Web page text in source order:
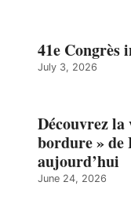
41e
July 3, 2026
Découvrez
bordure »
aujourd’hui
June 24, 2026